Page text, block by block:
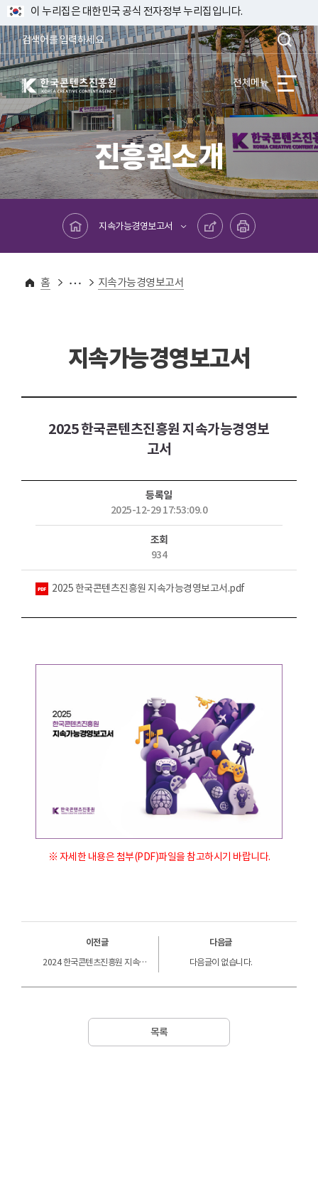
이 누리집은 대한민국 공식 전자정부 누리집입니다.
한국콘텐츠진흥원 KOREA CREATIVE CONTENT AGENCY 전체메뉴
진흥원소개
메인페이지로 바로가기
지속가능경영보고서
공유하기 프린트하기
홈
진흥원소개
ESG경영 지속가능경영보고서
지속가능경영보고서
2025 한국콘텐츠진흥원 지속가능경영보
고서
등록일
2025-12-29 17:53:09.0
조회
934
2025 한국콘텐츠진흥원 지속가능경영보고서.pdf
※ 자세한 내용은 첨부(PDF)파일을 참고하시기 바랍니다.
이전글
2024 한국콘텐츠진흥원 지속가능경영보고서
다음글
다음글이 없습니다.
목록